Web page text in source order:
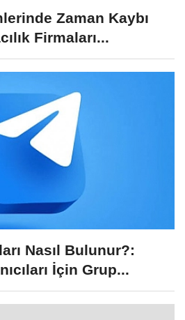
Zaman Kaybı
Firmaları...
Nasıl Bulunur?:
İçin Grup...